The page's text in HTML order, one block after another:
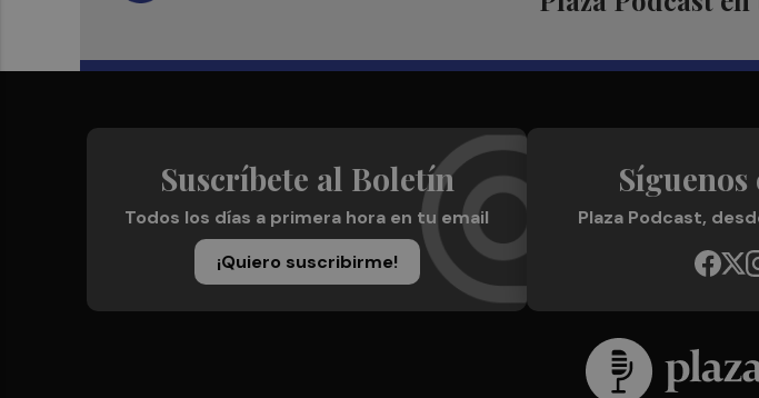
Suscríbete al Boletín
Todos los días a primera hora en tu email
¡Quiero suscribirme!
Síguenos
Plaza Podcast,